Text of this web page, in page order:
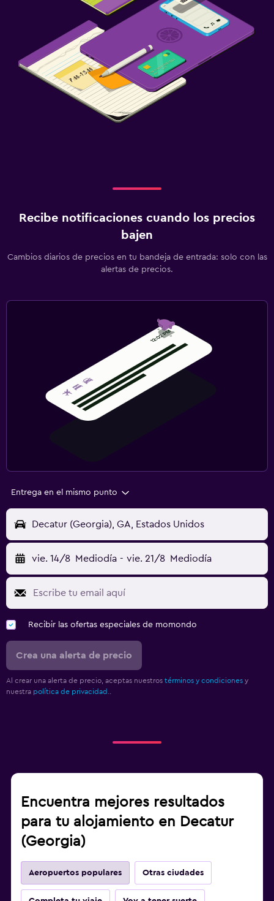
Recibe notificaciones cuando los precios
bajen
Cambios diarios de precios en tu bandeja de entrada: solo con las
alertas de precios.
Entrega en el mismo punto
Decatur (Georgia), GA, Estados Unidos
vie. 14/8 Mediodía - vie. 21/8 Mediodía
Recibir las ofertas especiales de momondo
Crea una alerta de precio
Al crear una alerta de precio, aceptas nuestros términos y condiciones y
nuestra política de privacidad.
Encuentra mejores resultados
para tu alojamiento en Decatur
(Georgia)
Aeropuertos populares Otras ciudades